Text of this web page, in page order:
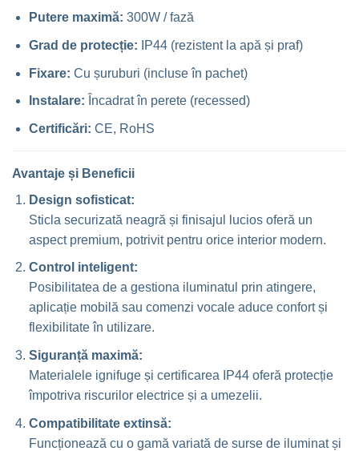
Putere maximă: 300W / fază
Grad de protecție: IP44 (rezistent la apă și praf)
Fixare: Cu șuruburi (incluse în pachet)
Instalare: Încadrat în perete (recessed)
Certificări: CE, RoHS
Avantaje și Beneficii
Design sofisticat:
Sticla securizată neagră și finisajul lucios oferă un
aspect premium, potrivit pentru orice interior modern.
Control inteligent:
Posibilitatea de a gestiona iluminatul prin atingere,
aplicație mobilă sau comenzi vocale aduce confort și
flexibilitate în utilizare.
Siguranță maximă:
Materialele ignifuge și certificarea IP44 oferă protecție
împotriva riscurilor electrice și a umezelii.
Compatibilitate extinsă:
Funcționează cu o gamă variată de surse de iluminat și